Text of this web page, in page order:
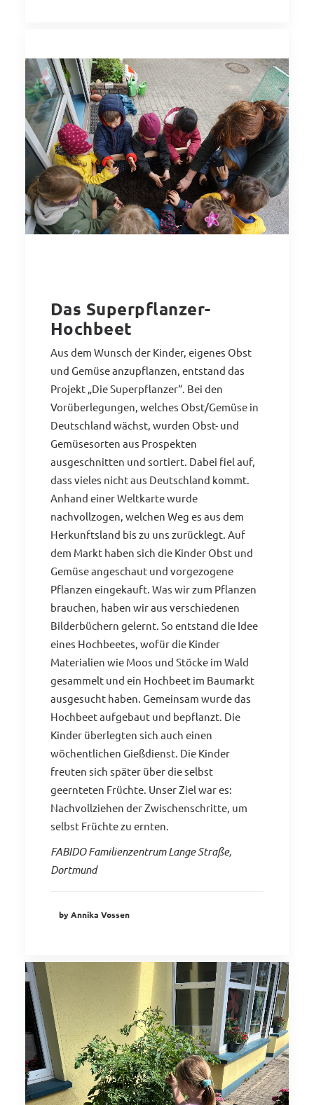
Das Superpflanzer-
Hochbeet
Aus dem Wunsch der Kinder, eigenes Obst
und Gemüse anzupflanzen, entstand das
Projekt „Die Superpflanzer“. Bei den
Vorüberlegungen, welches Obst/Gemüse in
Deutschland wächst, wurden Obst- und
Gemüsesorten aus Prospekten
ausgeschnitten und sortiert. Dabei fiel auf,
dass vieles nicht aus Deutschland kommt.
Anhand einer Weltkarte wurde
nachvollzogen, welchen Weg es aus dem
Herkunftsland bis zu uns zurücklegt. Auf
dem Markt haben sich die Kinder Obst und
Gemüse angeschaut und vorgezogene
Pflanzen eingekauft. Was wir zum Pflanzen
brauchen, haben wir aus verschiedenen
Bilderbüchern gelernt. So entstand die Idee
eines Hochbeetes, wofür die Kinder
Materialien wie Moos und Stöcke im Wald
gesammelt und ein Hochbeet im Baumarkt
ausgesucht haben. Gemeinsam wurde das
Hochbeet aufgebaut und bepflanzt. Die
Kinder überlegten sich auch einen
wöchentlichen Gießdienst. Die Kinder
freuten sich später über die selbst
geernteten Früchte. Unser Ziel war es:
Nachvollziehen der Zwischenschritte, um
selbst Früchte zu ernten.
FABIDO Familienzentrum Lange Straße,
Dortmund
by Annika Vossen